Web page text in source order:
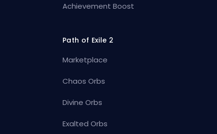
Achievement Boost
Path of Exile 2
Marketplace
Chaos Orbs
Divine Orbs
Exalted Orbs